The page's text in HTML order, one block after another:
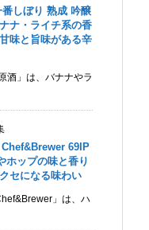
しぼり 熟成 吟醸
ナ・ライチ系の香
味と旨味がある辛
酒」は、バナナやラ
69IP
ホップの味と香り
セになる味わい
」は、ハ